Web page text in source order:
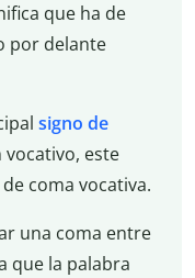
que ha de
por delante
signo de
este
coma vocativa.
una coma entre
que la palabra